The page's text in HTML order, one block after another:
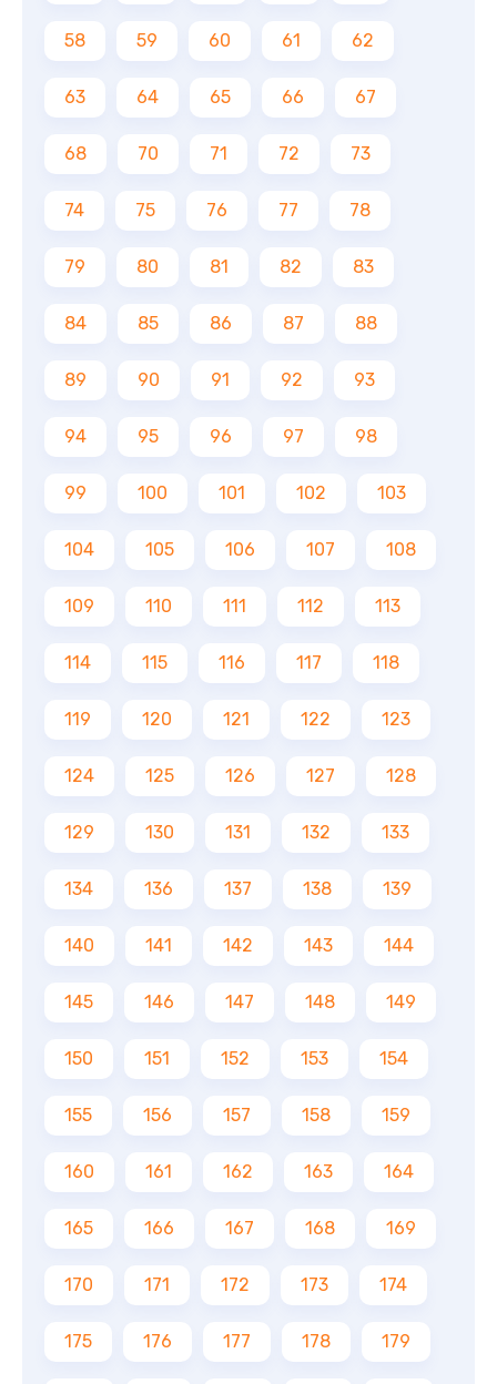
58 59 60 61 62
63 64 65 66 67
68 70 71 72 73
74 75 76 77 78
79 80 81 82 83
84 85 86 87 88
89 90 91 92 93
94 95 96 97 98
99 100 101 102 103
104 105 106 107 108
109 110 111 112 113
114 115 116 117 118
119 120 121 122 123
124 125 126 127 128
129 130 131 132 133
134 136 137 138 139
140 141 142 143 144
145 146 147 148 149
150 151 152 153 154
155 156 157 158 159
160 161 162 163 164
165 166 167 168 169
170 171 172 173 174
175 176 177 178 179